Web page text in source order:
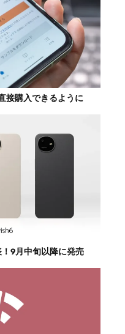
購入できるように
9月中旬以降に発売